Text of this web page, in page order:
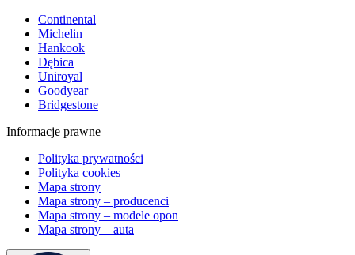
Continental
Michelin
Hankook
Dębica
Uniroyal
Goodyear
Bridgestone
Informacje prawne
Polityka prywatności
Polityka cookies
Mapa strony
Mapa strony – producenci
Mapa strony – modele opon
Mapa strony – auta